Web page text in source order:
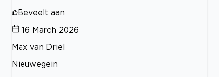
Beveelt aan
16 March 2026
Max van Driel
Nieuwegein